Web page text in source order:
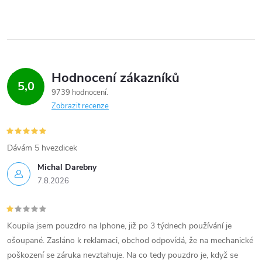
5,0 Hodnocení zákazníků
9739 hodnocení
Zobrazit recenze
Michal Darebny
7.8.2026
Dávám 5 hvezdicek
Koupila jsem pouzdro na Iphone, již po 3 týdnech používání je
ošoupané. Zasláno k reklamaci, obchod odpovídá, že na mechanické
poškození se záruka nevztahuje. Na co tedy pouzdro je, když se